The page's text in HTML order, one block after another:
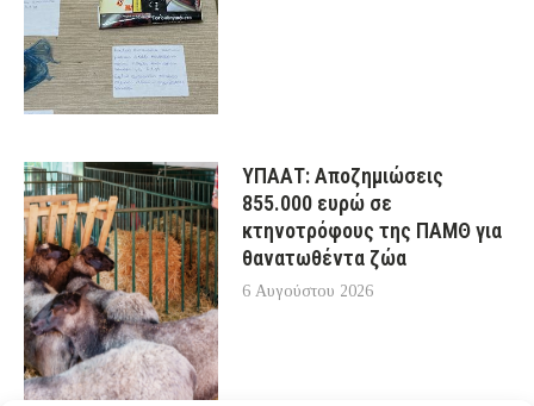
ΥΠΑΑΤ: Αποζημιώσεις
855.000 ευρώ σε
κτηνοτρόφους της ΠΑΜΘ για
θανατωθέντα ζώα
6 Αυγούστου 2026